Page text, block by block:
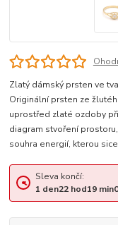
Zlatý dámský prsten ve
Originální prsten ze
uprostřed zlaté ozdoby
diagram stvoření
souhra energií, kterou sice
Sleva končí:
1 den22hod19min